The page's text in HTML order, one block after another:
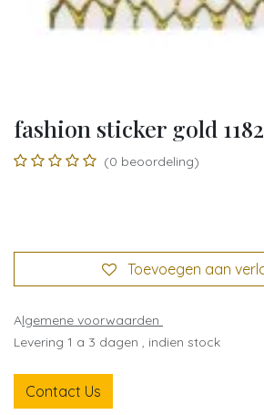
fashion sticker gold
(0 beoordeling)
Toevoegen aan
Algemene voorwaarden
Levering 1 a 3 dagen , indien stock
Contact Us